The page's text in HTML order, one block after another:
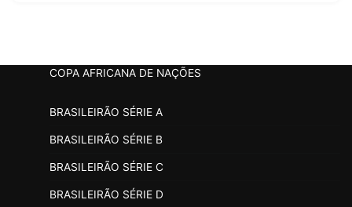
COPA AFRICANA DE NAÇÕES
BRASILEIRÃO SÉRIE A
BRASILEIRÃO SÉRIE B
BRASILEIRÃO SÉRIE C
BRASILEIRÃO SÉRIE D